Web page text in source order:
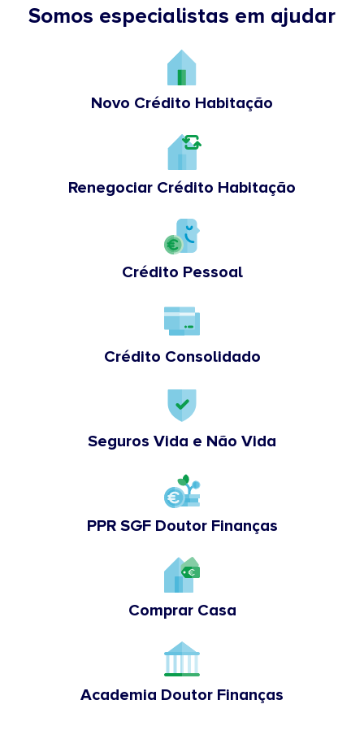
Somos especialistas em ajudar
Novo Crédito Habitação
Renegociar Crédito Habitação
Crédito Pessoal
Crédito Consolidado
Seguros Vida e Não Vida
PPR SGF Doutor Finanças
Comprar Casa
Academia Doutor Finanças